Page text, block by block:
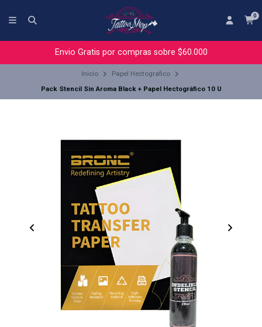
0
Envio Gratis por compras sobre $60.000
Inicio
Papel Hectografico
Pack Stencil Sin Aroma Black + Papel Hectográfico 10 U